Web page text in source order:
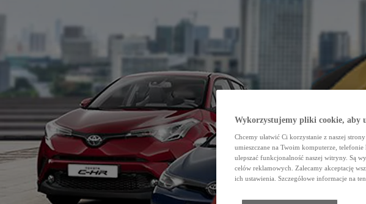
Wykorzystujemy pliki cookie, aby
Chcemy ułatwić Ci korzystanie z naszej
umieszczane na Twoim komputerze,
ulepszać funkcjonalność naszej witryny. Są
celów reklamowych. Zalecamy akceptację
ich ustawienia. Szczegółowe informacje na